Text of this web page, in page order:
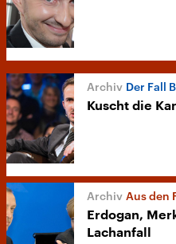
Der Fall
Kuscht die
Aus den
Erdogan,
Lachanfall